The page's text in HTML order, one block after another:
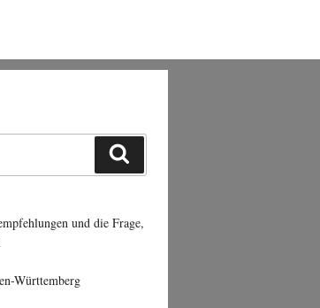
und die Frage,
Württemberg